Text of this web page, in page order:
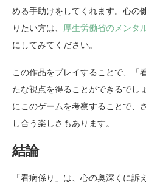
める手助けをしてくれます。心の
りたい方は、 厚生労働省のメンタ
にしてみてください。
この作品をプレイすることで、「
たな視点を得ることができるでし
にこのゲームを考察することで、
し合う楽しさもあります。
結論
「看病係り」は、心の奥深くに訴